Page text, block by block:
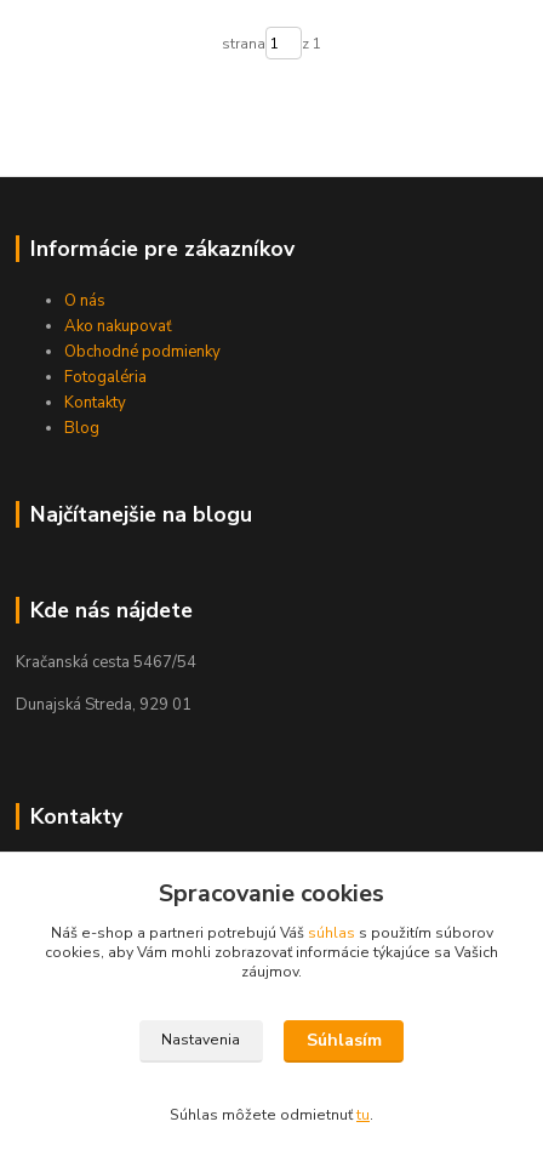
strana z 1
Informácie pre zákazníkov
O nás
Ako nakupovať
Obchodné podmienky
Fotogaléria
Kontakty
Blog
Najčítanejšie na blogu
Kde nás nájdete
Kračanská cesta 5467/54
Dunajská Streda, 929 01
Kontakty
+421 908 775 701
info@kantorstav.sk
Spracovanie cookies
Náš e-shop a partneri potrebujú Váš súhlas s použitím súborov
cookies, aby Vám mohli zobrazovať informácie týkajúce sa Vašich
záujmov.
Nastavenia Súhlasím
Súhlas môžete odmietnuťtu.